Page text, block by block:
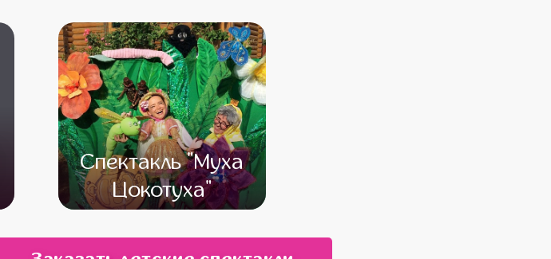
Спектакль "Муха
Цокотуха"